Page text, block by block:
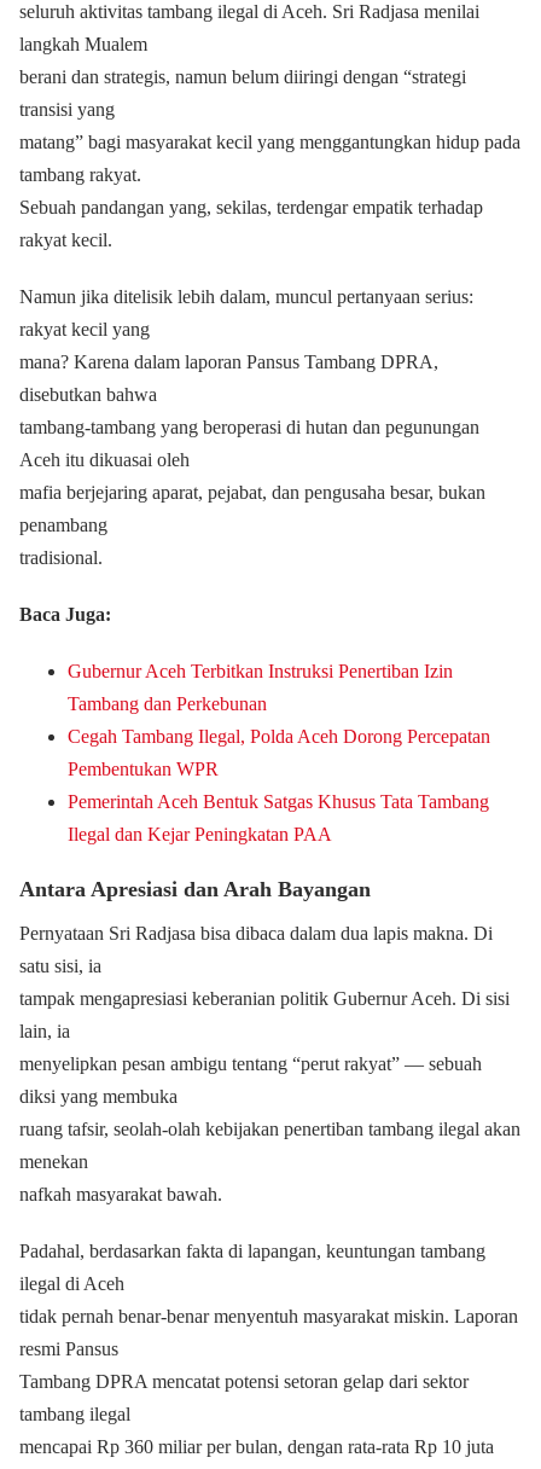
seluruh aktivitas tambang ilegal di Aceh. Sri Radjasa menilai
langkah Mualem
berani dan strategis, namun belum diiringi dengan “strategi
transisi yang
matang” bagi masyarakat kecil yang menggantungkan hidup pada
tambang rakyat.
Sebuah pandangan yang, sekilas, terdengar empatik terhadap
rakyat kecil.
Namun jika ditelisik lebih dalam, muncul pertanyaan serius:
rakyat kecil yang
mana? Karena dalam laporan Pansus Tambang DPRA,
disebutkan bahwa
tambang-tambang yang beroperasi di hutan dan pegunungan
Aceh itu dikuasai oleh
mafia berjejaring aparat, pejabat, dan pengusaha besar, bukan
penambang
tradisional.
Baca Juga:
Gubernur Aceh Terbitkan Instruksi Penertiban Izin
Tambang dan Perkebunan
Cegah Tambang Ilegal, Polda Aceh Dorong Percepatan
Pembentukan WPR
Pemerintah Aceh Bentuk Satgas Khusus Tata Tambang
Ilegal dan Kejar Peningkatan PAA
Antara Apresiasi dan Arah Bayangan
Pernyataan Sri Radjasa bisa dibaca dalam dua lapis makna. Di
satu sisi, ia
tampak mengapresiasi keberanian politik Gubernur Aceh. Di sisi
lain, ia
menyelipkan pesan ambigu tentang “perut rakyat” — sebuah
diksi yang membuka
ruang tafsir, seolah-olah kebijakan penertiban tambang ilegal akan
menekan
nafkah masyarakat bawah.
Padahal, berdasarkan fakta di lapangan, keuntungan tambang
ilegal di Aceh
tidak pernah benar-benar menyentuh masyarakat miskin. Laporan
resmi Pansus
Tambang DPRA mencatat potensi setoran gelap dari sektor
tambang ilegal
mencapai Rp 360 miliar per bulan, dengan rata-rata Rp 10 juta